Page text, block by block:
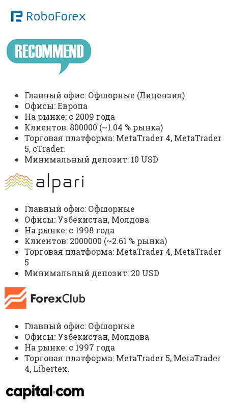
Главный офис: Офшорные (Лицензия)
Офисы: Европа
На рынке: c 2009 года
Клиентов: 800000 (~1.04 % рынка)
Торговая платформа: MetaTrader 4, MetaTrader
5, cTrader.
Минимальный депозит: 10 USD
Главный офис: Офшорные
Офисы: Узбекистан, Молдова
На рынке: c 1998 года
Клиентов: 2000000 (~2.61 % рынка)
Торговая платформа: MetaTrader 4, MetaTrader
5
Минимальный депозит: 20 USD
Главный офис: Офшорные
Офисы: Узбекистан, Молдова
На рынке: c 1997 года
Торговая платформа: MetaTrader 5, MetaTrader
4, Libertex.